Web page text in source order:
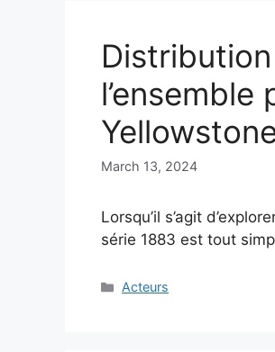
March 13, 2024
Lorsqu’il s’agit
série 1883 est tout
Categories
Acteurs